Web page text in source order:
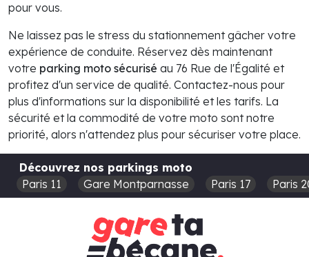
pour vous.
Ne laissez pas le stress du stationnement gâcher votre
expérience de conduite. Réservez dès maintenant
votre parking moto sécurisé au 76 Rue de l'Égalité et
profitez d'un service de qualité. Contactez-nous pour
plus d'informations sur la disponibilité et les tarifs. La
sécurité et la commodité de votre moto sont notre
priorité, alors n'attendez plus pour sécuriser votre place.
Découvrez nos parkings moto
Paris 11
Gare Montparnasse Paris 17 Paris